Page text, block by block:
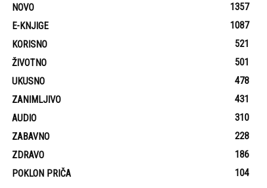
NOVO
1357
E-KNJIGE
1087
KORISNO
521
ŽIVOTNO
501
UKUSNO
478
ZANIMLJIVO
431
AUDIO
310
ZABAVNO
228
ZDRAVO
186
POKLON PRIČA
104